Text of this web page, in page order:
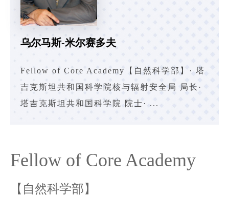
乌尔马斯-米尔赛多夫
Fellow of Core Academy【自然科学部】· 塔
吉克斯坦共和国科学院核与辐射安全局 局长·
塔吉克斯坦共和国科学院 院士· ...
Fellow of Core Academy
【自然科学部】